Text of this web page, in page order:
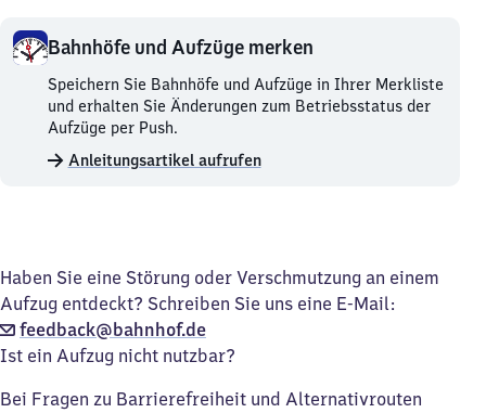
Bahnhöfe und Aufzüge merken
Bahnhöfe
und
Aufzüge
merken.
Speichern Sie Bahnhöfe und Aufzüge in Ihrer Merkliste
und erhalten Sie Änderungen zum Betriebsstatus der
Aufzüge per Push.
Anleitungsartikel aufrufen
Haben Sie eine Störung oder Verschmutzung an einem
Aufzug entdeckt? Schreiben Sie uns eine E-Mail:
feedback@bahnhof.de
Ist ein Aufzug nicht nutzbar?
Bei Fragen zu Barrierefreiheit und Alternativrouten